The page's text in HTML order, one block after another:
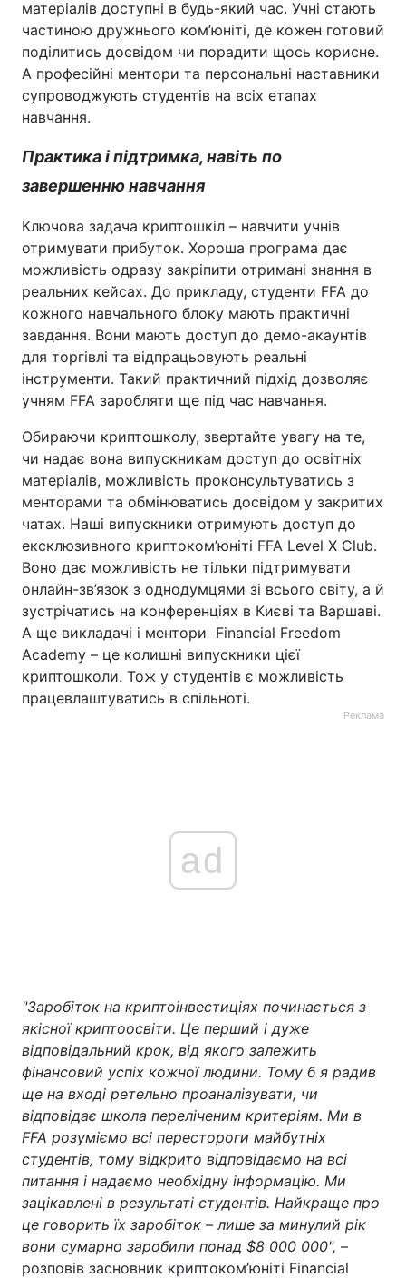
матеріалів доступні в будь-який час. Учні стають
частиною дружнього ком’юніті, де кожен готовий
поділитись досвідом чи порадити щось корисне.
А професійні ментори та персональні наставники
супроводжують студентів на всіх етапах
навчання.
Практика і підтримка, навіть по
завершенню навчання
Ключова задача криптошкіл – навчити учнів
отримувати прибуток. Хороша програма дає
можливість одразу закріпити отримані знання в
реальних кейсах. До прикладу, студенти FFA до
кожного навчального блоку мають практичні
завдання. Вони мають доступ до демо-акаунтів
для торгівлі та відпрацьовують реальні
інструменти. Такий практичний підхід дозволяє
учням FFA заробляти ще під час навчання.
Обираючи криптошколу, звертайте увагу на те,
чи надає вона випускникам доступ до освітніх
матеріалів, можливість проконсультуватись з
менторами та обмінюватись досвідом у закритих
чатах. Наші випускники отримують доступ до
ексклюзивного криптоком’юніті FFA Level X Club.
Воно дає можливість не тільки підтримувати
онлайн-зв’язок з однодумцями зі всього світу, а й
зустрічатись на конференціях в Києві та Варшаві.
А ще викладачі і ментори Financial Freedom
Academy – це колишні випускники цієї
криптошколи. Тож у студентів є можливість
працевлаштуватись в спільноті.
Реклама
ad
"Заробіток на криптоінвестиціях починається з
якісної криптоосвіти. Це перший і дуже
відповідальний крок, від якого залежить
фінансовий успіх кожної людини. Тому б я радив
ще на вході ретельно проаналізувати, чи
відповідає школа переліченим критеріям. Ми в
FFA розуміємо всі перестороги майбутніх
студентів, тому відкрито відповідаємо на всі
питання і надаємо необхідну інформацію. Ми
зацікавлені в результаті студентів. Найкраще про
це говорить їх заробіток – лише за минулий рік
вони сумарно заробили понад $8 000 000", –
розповів засновник криптоком’юніті Financial